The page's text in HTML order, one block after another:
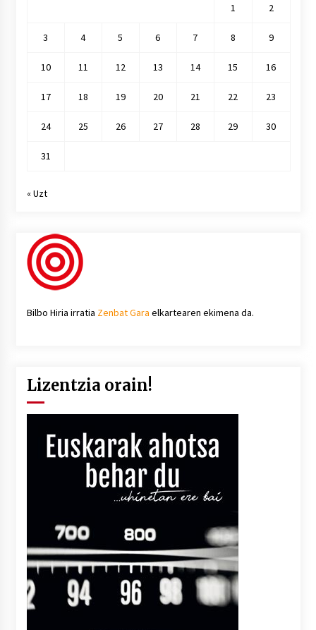
1
2
3 4 5 6 7 8 9
10 11 12 13 14 15 16
17 18 19 20 21 22 23
24 25 26 27 28 29 30
31
« Uzt
Bilbo Hiria irratia Zenbat Gara elkartearen ekimena da.
Lizentzia orain!